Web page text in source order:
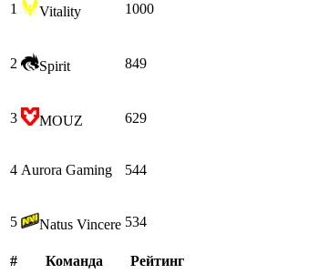
1 Vitality 1000
2 Spirit 849
3 MOUZ 629
4 Aurora Gaming 544
5 Natus Vincere 534
# Команда Рейтинг